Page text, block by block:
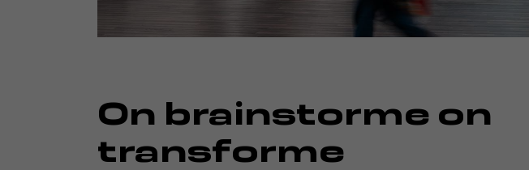
On brainstorme on
transforme